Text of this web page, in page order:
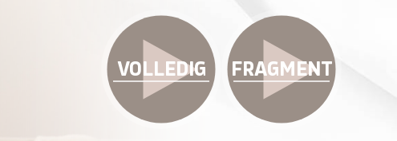
VOLLEDIG FRAGMENT